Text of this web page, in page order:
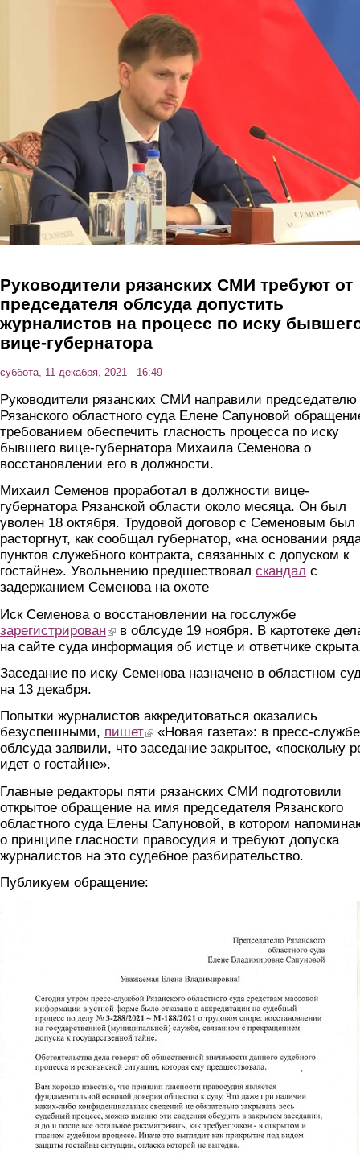
Перейти к основному содержанию
Руководители рязанских СМИ требуют от
председателя облсуда допустить
журналистов на процесс по иску
вице-губернатора
суббота, 11 декабря, 2021 - 16:49
Руководители рязанских СМИ направили председателю
Рязанского областного суда Елене Сапуновой
требованием обеспечить гласность процесса по иску
бывшего вице-губернатора Михаила Семенова о
восстановлении его в должности.
Михаил Семенов проработал в должности вице-
губернатора Рязанской области около месяца. Он был
уволен 18 октября. Трудовой договор с Семеновым был
расторгнут, как сообщал губернатор, «на основании
пунктов служебного контракта, связанных с допуском к
гостайне». Увольнению предшествовал скандал с
задержанием Семенова на охоте
Иск Семенова о восстановлении на госслужбе
зарегистрирован(link is external)
в облсуде 19 ноября. В картотеке
на сайте суда информация об истце и ответчике
Заседание по иску Семенова назначено в областном
на 13 декабря.
Попытки журналистов аккредитоваться оказались
безуспешными, пишет(link is external)
«Новая газета»: в пресс-службе
облсуда заявили, что заседание закрытое, «поскольку
идет о гостайне».
Главные редакторы пяти рязанских СМИ подготовили
открытое обращение на имя председателя Рязанского
областного суда Елены Сапуновой, в котором
о принципе гласности правосудия и требуют допуска
журналистов на это судебное разбирательство.
Публикуем обращение: